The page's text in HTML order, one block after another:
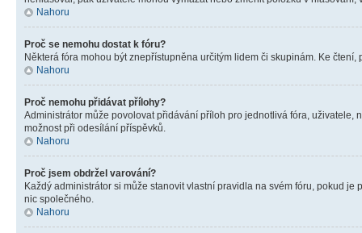
Nahoru
Proč se nemohu dostat k fóru?
Některá fóra mohou být znepřístupněna určitým lidem či skupinám. Ke
Nahoru
Proč nemohu přidávat přílohy?
Administrátor může povolovat přidávání příloh pro jednotlivá fóra,
možnost při odesílání příspěvků.
Nahoru
Proč jsem obdržel varování?
Každý administrátor si může stanovit vlastní pravidla na svém fóru, pokud
nic společného.
Nahoru